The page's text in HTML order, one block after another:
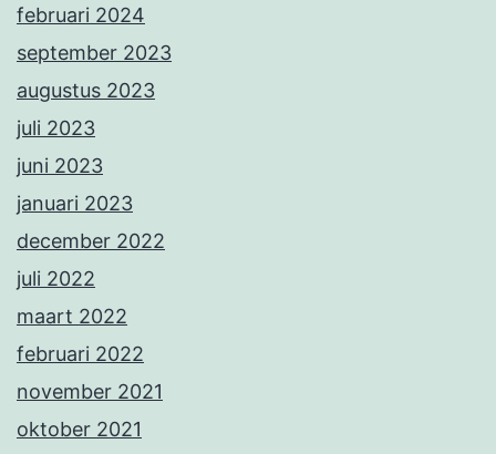
februari 2024
september 2023
augustus 2023
juli 2023
juni 2023
januari 2023
december 2022
juli 2022
maart 2022
februari 2022
november 2021
oktober 2021